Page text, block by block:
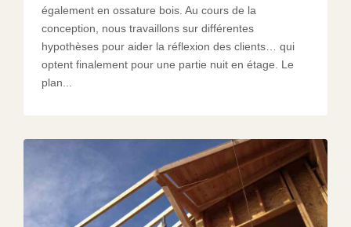
également en ossature bois. Au cours de la
conception, nous travaillons sur différentes
hypothèses pour aider la réflexion des clients… qui
optent finalement pour une partie nuit en étage. Le
plan...